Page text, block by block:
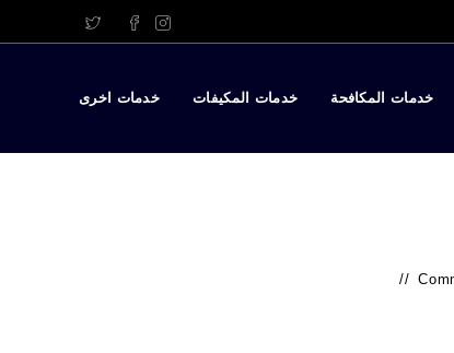
خدمات المكافحة خدمات المكيفات خدمات اخرى